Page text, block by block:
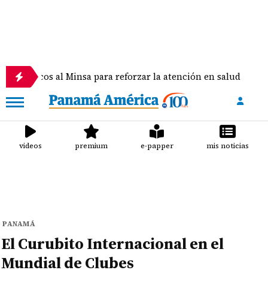
al Minsa para reforzar la atención en salud
videos premium e-papper mis noticias
PANAMÁ
El Curubito Internacional en el
Mundial de Clubes